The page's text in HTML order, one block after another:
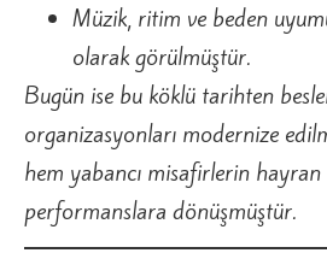
Müzik, ritim ve beden
olarak görülmüştür.
Bugün ise bu köklü tarihten
organizasyonları modernize
hem yabancı misafirlerin
performanslara dönüşmüştür.